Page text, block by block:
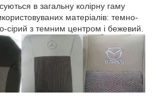
в загальну колірну гаму
матеріалів: темно-
сірий з темним центром і бежевий.